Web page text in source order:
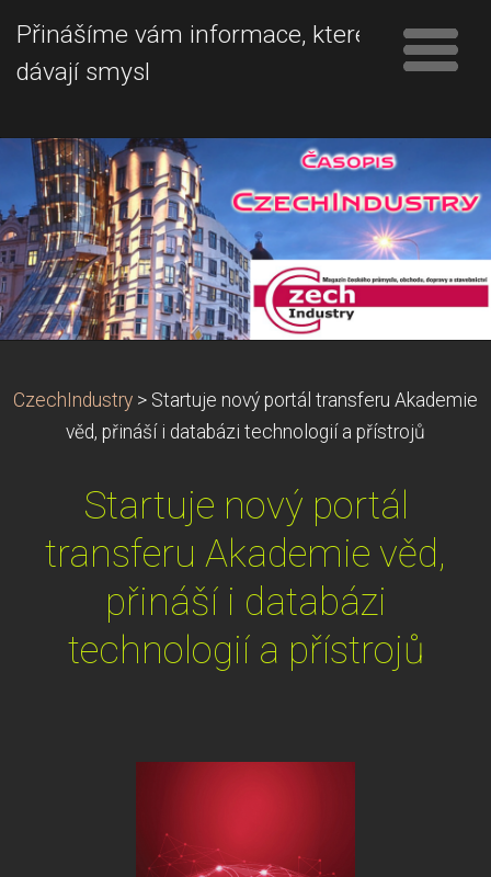
Přinášíme vám informace, které
dávají smysl
CzechIndustry > Startuje nový portál transferu Akademie
věd, přináší i databázi technologií a přístrojů
Startuje nový portál
transferu Akademie věd,
přináší i databázi
technologií a přístrojů